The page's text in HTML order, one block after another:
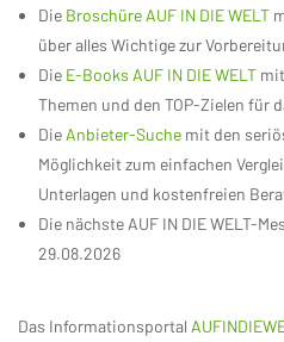
Die Broschüre AUF IN DIE WELT
über alles Wichtige zur
Die E-Books AUF IN DIE WELT
Themen und den TOP-Zielen für
Die Anbieter-Suche mit den
Möglichkeit zum einfachen
Unterlagen und kostenfreien
Die nächste AUF IN DIE WELT-
29.08.2026
Das Informationsportal